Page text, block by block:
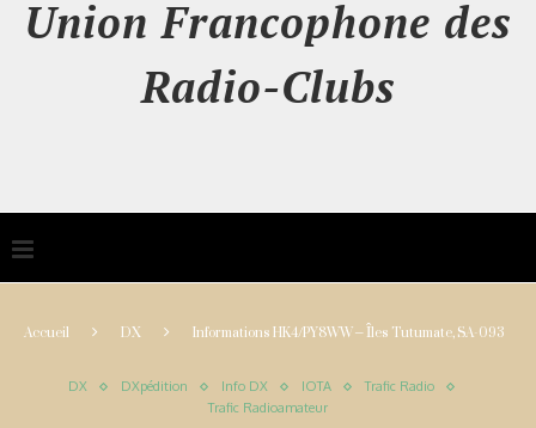
Union Francophone des
Radio-Clubs
Accueil DX Informations HK4/PY8WW – Îles Tutumate, SA-093
DX DXpédition Info DX IOTA
Trafic Radio
Trafic Radioamateur